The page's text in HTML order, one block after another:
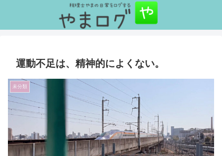
運動不足は、精神的によくない。
未分類